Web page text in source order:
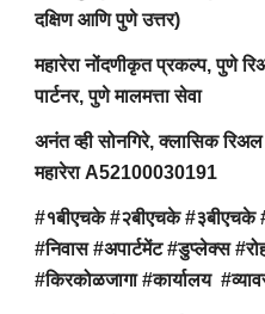
दक्षिण आणि पुणे उत्तर)
महारेरा नोंदणीकृत प्रकल्प, पुणे
पार्टनर, पुणे मालमत्ता सेवा
अनंत व्ही सोनगिरे, क्लासिक
महारेरा A52100030191
#१बीएचके #२बीएचके
#निवास #अपार्टमेंट #डुप्लेक्स
#किरकोळजागा #कार्यालय